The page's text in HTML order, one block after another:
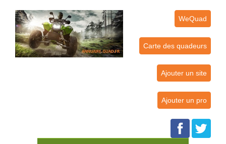
WeQuad
Carte des quadeurs
Ajouter un site
Ajouter un pro